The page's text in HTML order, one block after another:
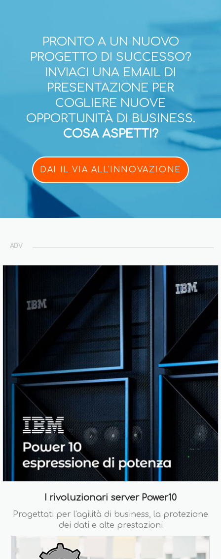
PRONTO A UN NUOVO
PROGETTO DI SUCCESSO?
INVIACI UNA EMAIL DI
PRESENTAZIONE PER
COGLIERE NUOVE
OPPORTUNITÀ DI BUSINESS.
COSA ASPETTI?
DAI IL VIA ALL'INNOVAZIONE
ADV
I rivoluzionari server Power10
Progettati per l'agilità di business, la protezione
dei dati e alte prestazioni